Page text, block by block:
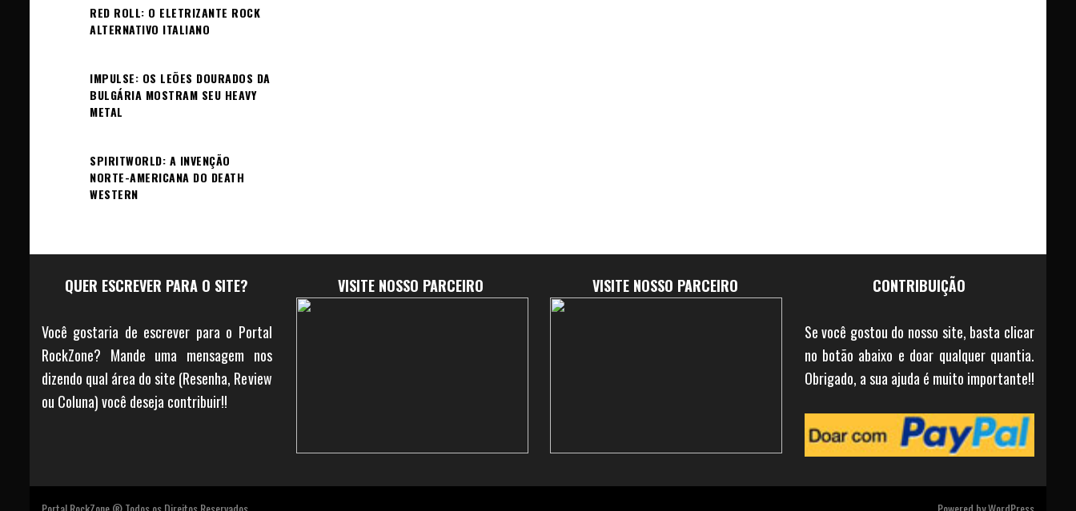
RED ROLL: O ELETRIZANTE ROCK
ALTERNATIVO ITALIANO
IMPULSE: OS LEÕES DOURADOS DA
BULGÁRIA MOSTRAM SEU HEAVY
METAL
SPIRITWORLD: A INVENÇÃO
NORTE-AMERICANA DO DEATH
WESTERN
QUER ESCREVER PARA O SITE?
Você gostaria de escrever para o Portal
RockZone? Mande uma mensagem nos
dizendo qual área do site (Resenha, Review
ou Coluna) você deseja contribuir!!
VISITE NOSSO PARCEIRO VISITE NOSSO PARCEIRO CONTRIBUIÇÃO
Se você gostou do nosso site, basta clicar
no botão abaixo e doar qualquer quantia.
Obrigado, a sua ajuda é muito importante!!